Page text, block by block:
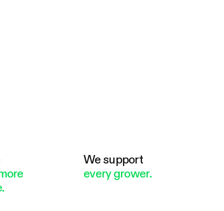
We support
every grower.